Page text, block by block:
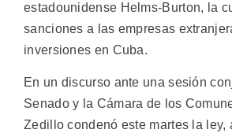
estadounidense Helms-Burton, la
sanciones a las empresas
inversiones en Cuba.
En un discurso ante una sesión
Senado y la Cámara de los
Zedillo condenó este martes la ley,